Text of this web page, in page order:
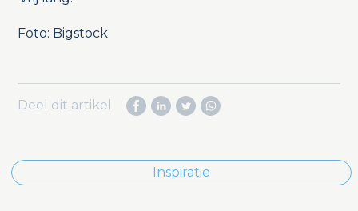
Foto: Bigstock
Deel dit artikel
Inspiratie